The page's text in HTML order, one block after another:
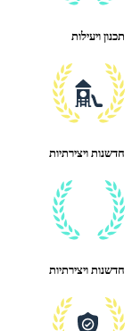
תכנון ויעילות
חדשנות ויצירתיות
חדשנות ויצירתיות